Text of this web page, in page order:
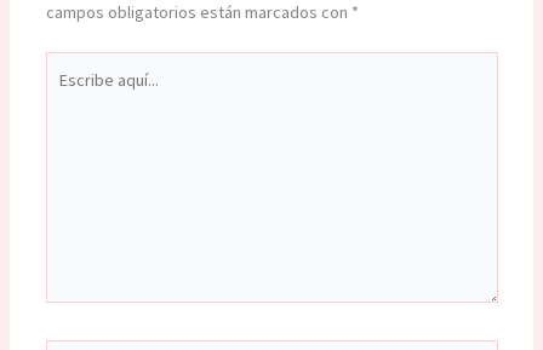
campos obligatorios están marcados con *
aquí...